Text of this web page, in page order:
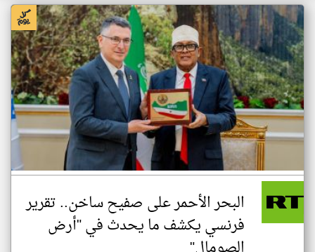
البحر الأحمر على صفيح ساخن.. تقرير
فرنسي يكشف ما يحدث في "أرض